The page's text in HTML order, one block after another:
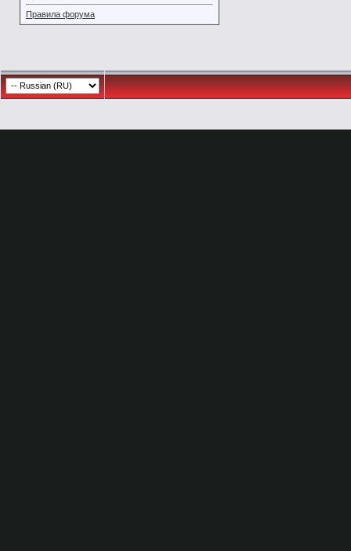
Правила форума